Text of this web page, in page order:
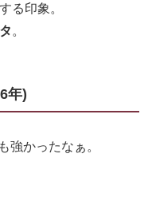
る印象。
。
年)
強かったなぁ。